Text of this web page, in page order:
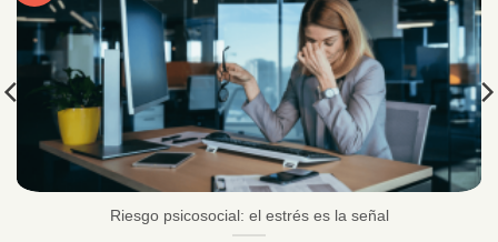
Riesgo psicosocial: el estrés es la señal